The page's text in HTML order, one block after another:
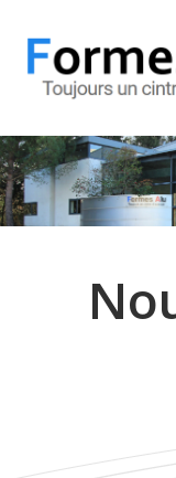
Alu